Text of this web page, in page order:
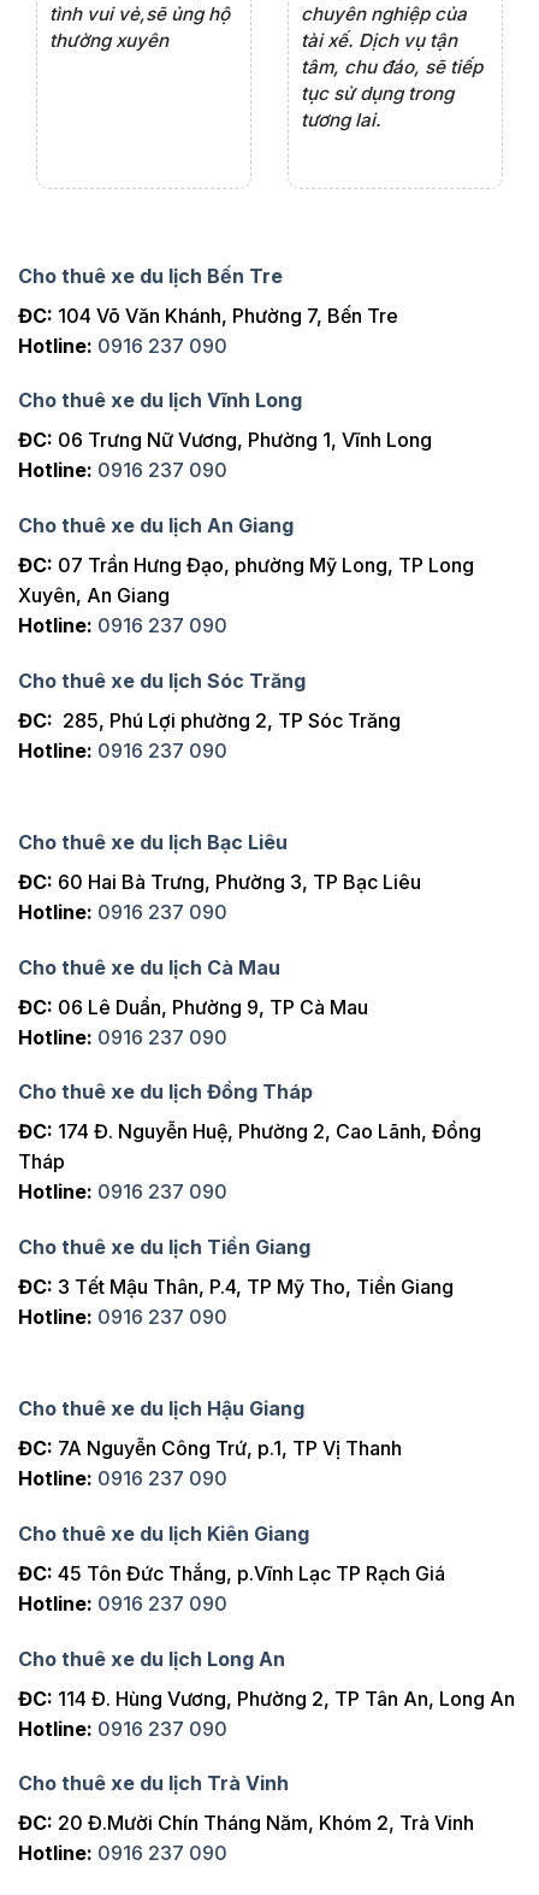
tình vui vẻ,sẽ ủng hộ
thường xuyên
chuyên nghiệp của
tài xế. Dịch vụ tận
tâm, chu đáo, sẽ tiếp
tục sử dụng trong
tương lai.
Cho thuê xe du lịch Bến Tre
ĐC: 104 Võ Văn Khánh, Phường 7, Bến Tre
Hotline: 0916 237 090
Cho thuê xe du lịch Vĩnh Long
ĐC: 06 Trưng Nữ Vương, Phường 1, Vĩnh Long
Hotline: 0916 237 090
Cho thuê xe du lịch An Giang
ĐC: 07 Trần Hưng Đạo, phường Mỹ Long, TP Long
Xuyên, An Giang
Hotline: 0916 237 090
Cho thuê xe du lịch Sóc Trăng
ĐC: 285, Phú Lợi phường 2, TP Sóc Trăng
Hotline: 0916 237 090
Cho thuê xe du lịch Bạc Liêu
ĐC: 60 Hai Bà Trưng, Phường 3, TP Bạc Liêu
Hotline: 0916 237 090
Cho thuê xe du lịch Cà Mau
ĐC: 06 Lê Duẩn, Phường 9, TP Cà Mau
Hotline: 0916 237 090
Cho thuê xe du lịch Đồng Tháp
ĐC: 174 Đ. Nguyễn Huệ, Phường 2, Cao Lãnh, Đồng
Tháp
Hotline: 0916 237 090
Cho thuê xe du lịch Tiền Giang
ĐC: 3 Tết Mậu Thân, P.4, TP Mỹ Tho, Tiền Giang
Hotline: 0916 237 090
Cho thuê xe du lịch Hậu Giang
ĐC: 7A Nguyễn Công Trứ, p.1, TP Vị Thanh
Hotline: 0916 237 090
Cho thuê xe du lịch Kiên Giang
ĐC: 45 Tôn Đức Thắng, p.Vĩnh Lạc TP Rạch Giá
Hotline: 0916 237 090
Cho thuê xe du lịch Long An
ĐC: 114 Đ. Hùng Vương, Phường 2, TP Tân An, Long An
Hotline: 0916 237 090
Cho thuê xe du lịch Trà Vinh
ĐC: 20 Đ.Mười Chín Tháng Năm, Khóm 2, Trà Vinh
Hotline: 0916 237 090